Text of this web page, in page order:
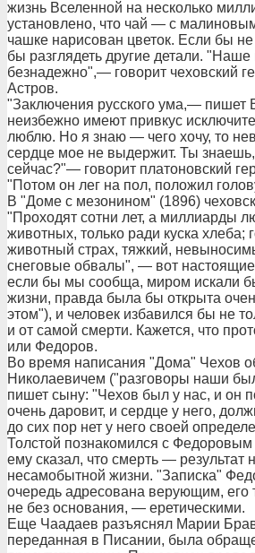
жизнь Вселенной на несколько
установлено, что чай — с
чашке нарисован цветок. Если бы
бы разглядеть другие детали.
безнадежно",— говорит чеховский
Астров.
"Заключения русского ума,—
неизбежно имеют привкус
люблю. Но я знаю — чего хочу, то
сердце мое не выдержит. Ты
сейчас?"— говорит платоновский
"Потом он лег на пол, положил
В "Доме с мезонином" (1896)
"Проходят сотни лет, а миллиарды
животных, только ради куска хлеба;
животный страх, тяжкий,
снеговые обвалы", — вот
если бы мы сообща, миром искали
жизни, правда была бы открыта
этом"), и человек избавился бы не
и от самой смерти. Кажется, что
или Федоров.
Во время написания "Дома" Чехов
Николаевичем ("разговоры наши
пишет сыну: "Чехов был у нас, и он
очень даровит, и сердце у него,
до сих пор нет у него своей
Толстой познакомился с Федоровым
ему сказал, что смерть — результат
несамобытной жизни. "Записка"
очередь адресована верующим, его
не без основания, — еретическими.
Еще Чаадаев разъяснял Марии
переданная в Писании, была